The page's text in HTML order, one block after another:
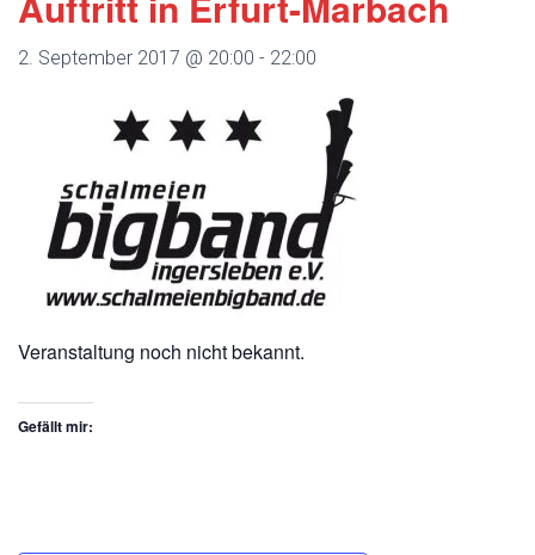
2. September 2017 @ 20:00 - 22:00
Veranstaltung noch nicht bekannt.
Gefällt mir: